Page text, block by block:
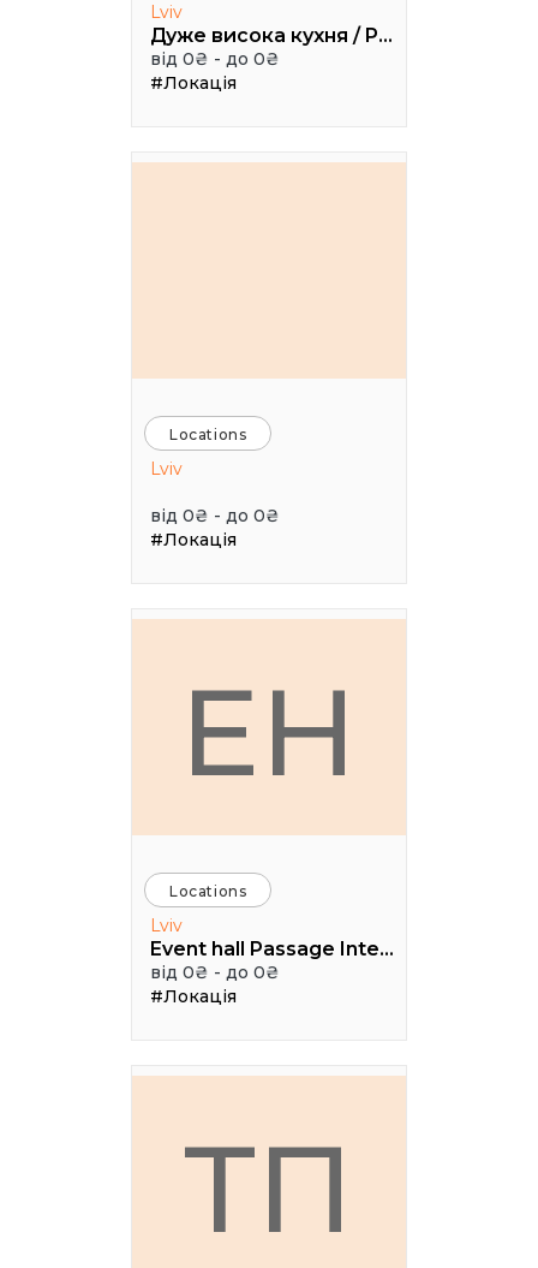
Lviv
Дуже висока кухня / Pretty High Kitchen
від 0₴ - до 0₴
#Локація
Locations
Lviv
від 0₴ - до 0₴
#Локація
EH
Locations
Lviv
Event hall Passage Interdit
від 0₴ - до 0₴
#Локація
ТП